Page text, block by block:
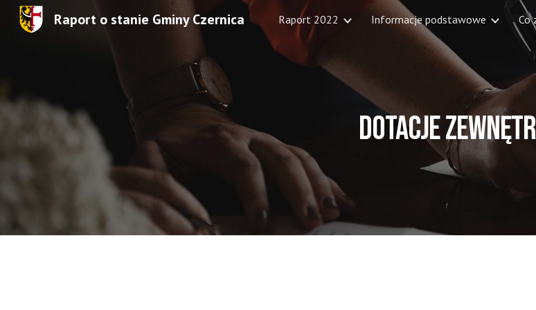
Skip to main content
Raport o stanie Gminy Czernica Raport 2022 Informacje podstawowe Co
Dotacje